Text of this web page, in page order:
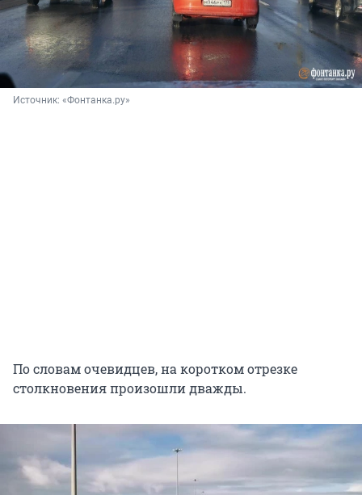
Источник: «Фонтанка.ру»
По словам очевидцев, на коротком отрезке
столкновения произошли дважды.